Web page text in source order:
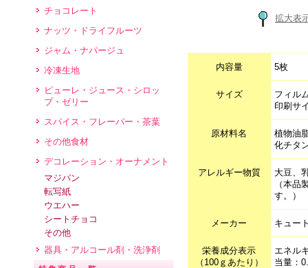
チョコレート
ナッツ・ドライフルーツ
ジャム・ナパージュ
冷凍生地
ピューレ・ジュース・シロッ
プ・ゼリー
スパイス・フレーバー・茶葉
その他食材
デコレーション・オーナメント
マジパン
転写紙
ウエハー
シートチョコ
その他
器具・アルコール剤・洗浄剤
拡大表
内容量 5枚
サイズ
フィル
印刷
原材料名
植物油
化チタ
アレルギー物質
大豆、
（本品
す。）
メーカー キュー
栄養成分表示
（100ｇあたり）
エネル
当量：